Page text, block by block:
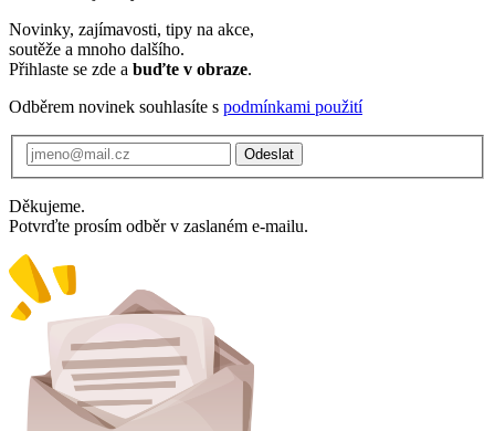
Novinky, zajímavosti, tipy na akce,
soutěže a mnoho dalšího.
Přihlaste se zde a buďte v obraze.
Odběrem novinek souhlasíte s podmínkami použití
Odeslat
Děkujeme.
Potvrďte prosím odběr v zaslaném e-mailu.